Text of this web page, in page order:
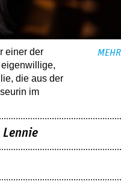
einer der
die aus der
im
MEHR